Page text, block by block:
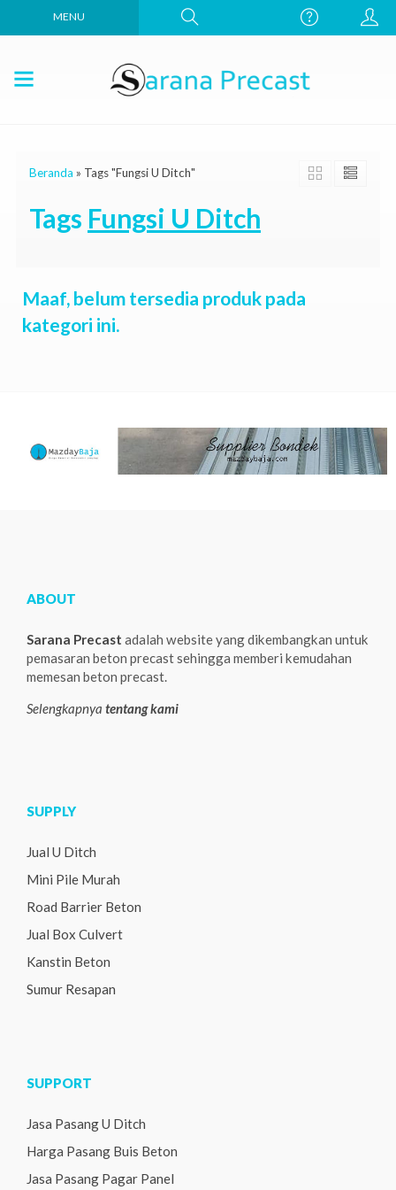
MENU
Beranda » Tags "Fungsi U Ditch"
Tags Fungsi U Ditch
Maaf, belum tersedia produk pada
kategori ini.
ABOUT
Sarana Precast adalah website yang dikembangkan untuk
pemasaran beton precast sehingga memberi kemudahan
memesan beton precast.
Selengkapnya tentang kami
SUPPLY
Jual U Ditch
Mini Pile Murah
Road Barrier Beton
Jual Box Culvert
Kanstin Beton
Sumur Resapan
SUPPORT
Jasa Pasang U Ditch
Harga Pasang Buis Beton
Jasa Pasang Pagar Panel